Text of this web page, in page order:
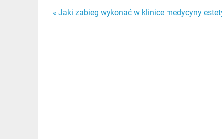
Nawigacja
« Jaki zabieg wykonać w klinice medycyny